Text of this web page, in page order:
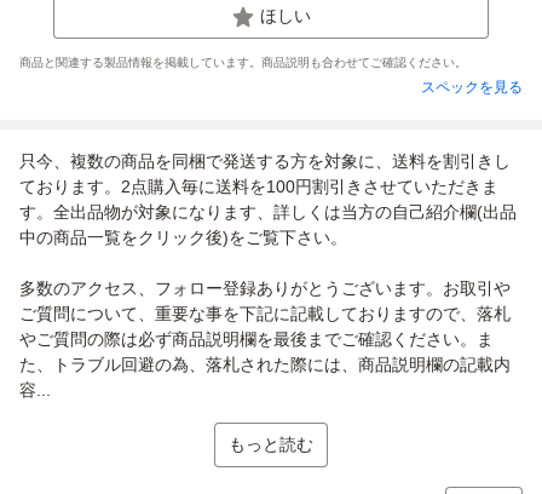
ほしい
商品と関連する製品情報を掲載しています。商品説明も合わせてご確認ください。
スペックを見る
只今、複数の商品を同梱で発送する方を対象に、送料を割引きし
ております。2点購入毎に送料を100円割引きさせていただきま
す。全出品物が対象になります、詳しくは当方の自己紹介欄(出品
中の商品一覧をクリック後)をご覧下さい。
多数のアクセス、フォロー登録ありがとうございます。お取引や
ご質問について、重要な事を下記に記載しておりますので、落札
やご質問の際は必ず商品説明欄を最後までご確認ください。ま
た、トラブル回避の為、落札された際には、商品説明欄の記載内
容...
もっと読む